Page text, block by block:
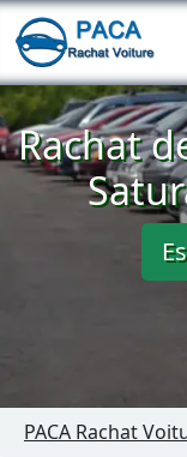
Rachat
PACA Rachat